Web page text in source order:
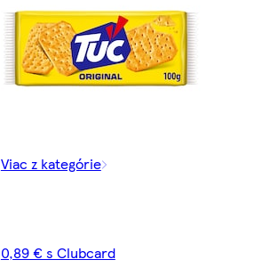
Viac z kategórie
0,89 € s Clubcard